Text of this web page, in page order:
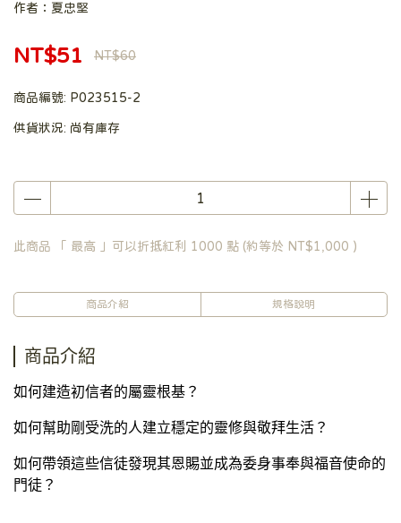
作者：夏忠堅
NT$51 NT$60
商品編號: P023515-2
供貨狀況: 尚有庫存
此商品 「 最高 」可以折抵紅利 1000 點 (約等於 NT$1,000 )
商品介紹 規格說明
商品介紹
如何建造初信者的屬靈根基？
如何幫助剛受洗的人建立穩定的靈修與敬拜生活？
如何帶領這些信徒發現其恩賜並成為委身事奉與福音使命的
門徒？